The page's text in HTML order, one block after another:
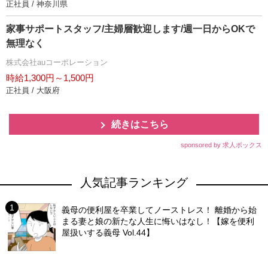
正社員 / 神奈川県
家事サポートスタッフ/主婦層歓迎します/週一日からOKで
無理なく
株式会社auコーポレーション
時給1,300円～1,500円
正社員 / 大阪府
続きはこちら
sponsored by 求人ボックス
人気記事ランキング
義母の便利屋を卒業してノーストレス！ 離婚から始
まる妻と娘の新たな人生に悔いはなし！【嫁を便利
屋扱いする義母 Vol.44】